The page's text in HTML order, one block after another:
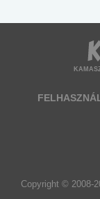
Copyright © 2008-